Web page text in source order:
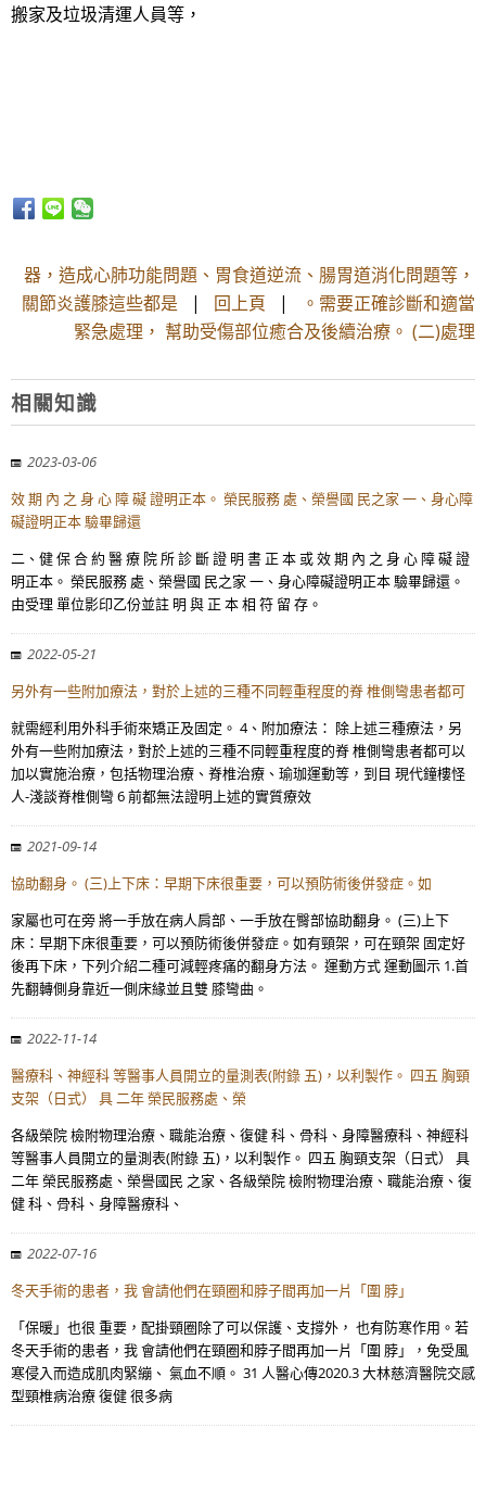
搬家及垃圾清運人員等，
器，造成心肺功能問題、胃食道逆流、腸胃道消化問題等，
關節炎護膝這些都是 | 回上頁 |
。需要正確診斷和適當
緊急處理， 幫助受傷部位癒合及後續治療。 (二)處理
相關知識
2023-03-06
效 期 內 之 身 心 障 礙 證明正本。 榮民服務 處、榮譽國 民之家 一、身心障
礙證明正本 驗畢歸還
二、健 保 合 約 醫 療 院 所 診 斷 證 明 書 正 本 或 效 期 內 之 身 心 障 礙 證
明正本。 榮民服務 處、榮譽國 民之家 一、身心障礙證明正本 驗畢歸還。
由受理 單位影印乙份並註 明 與 正 本 相 符 留 存。
2022-05-21
另外有一些附加療法，對於上述的三種不同輕重程度的脊 椎側彎患者都可
就需經利用外科手術來矯正及固定。 4、附加療法： 除上述三種療法，另
外有一些附加療法，對於上述的三種不同輕重程度的脊 椎側彎患者都可以
加以實施治療，包括物理治療、脊椎治療、瑜珈運動等，到目 現代鐘樓怪
人-淺談脊椎側彎 6 前都無法證明上述的實質療效
2021-09-14
協助翻身。 (三)上下床：早期下床很重要，可以預防術後併發症。如
家屬也可在旁 將一手放在病人肩部、一手放在臀部協助翻身。 (三)上下
床：早期下床很重要，可以預防術後併發症。如有頸架，可在頸架 固定好
後再下床，下列介紹二種可減輕疼痛的翻身方法。 運動方式 運動圖示 1.首
先翻轉側身靠近一側床緣並且雙 膝彎曲。
2022-11-14
醫療科、神經科 等醫事人員開立的量測表(附錄 五)，以利製作。 四五 胸頸
支架（日式） 具 二年 榮民服務處、榮
各級榮院 檢附物理治療、職能治療、復健 科、骨科、身障醫療科、神經科
等醫事人員開立的量測表(附錄 五)，以利製作。 四五 胸頸支架（日式） 具
二年 榮民服務處、榮譽國民 之家、各級榮院 檢附物理治療、職能治療、復
健 科、骨科、身障醫療科、
2022-07-16
冬天手術的患者，我 會請他們在頸圈和脖子間再加一片「圍 脖」
「保暖」也很 重要，配掛頸圈除了可以保護、支撐外， 也有防寒作用。若
冬天手術的患者，我 會請他們在頸圈和脖子間再加一片「圍 脖」，免受風
寒侵入而造成肌肉緊繃、 氣血不順。 31 人醫心傳2020.3 大林慈濟醫院交感
型頸椎病治療 復健 很多病